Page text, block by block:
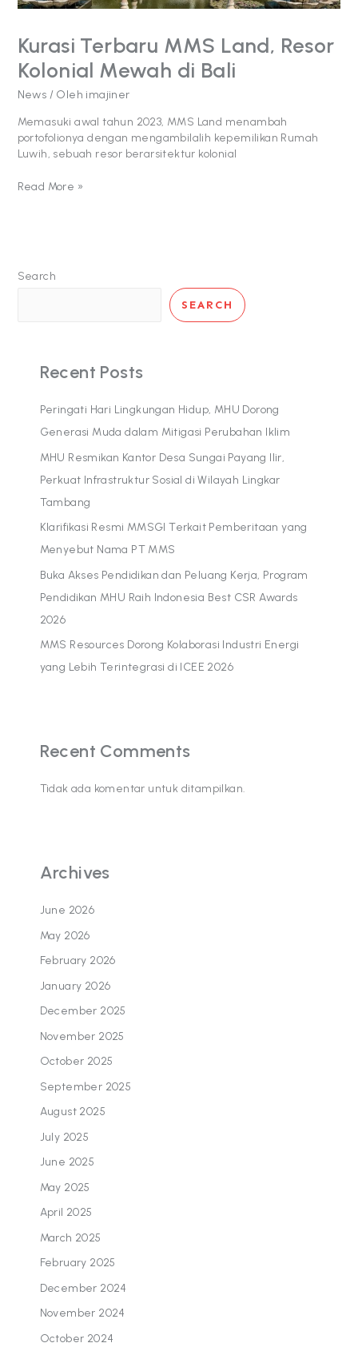
Kurasi Terbaru MMS Land, Resor
Kolonial Mewah di Bali
News / Oleh imajiner
Memasuki awal tahun 2023, MMS Land menambah
portofolionya dengan mengambilalih kepemilikan Rumah
Luwih, sebuah resor berarsitektur kolonial
Read More »
Search
SEARCH
Recent Posts
Peringati Hari Lingkungan Hidup, MHU Dorong
Generasi Muda dalam Mitigasi Perubahan Iklim
MHU Resmikan Kantor Desa Sungai Payang Ilir,
Perkuat Infrastruktur Sosial di Wilayah Lingkar
Tambang
Klarifikasi Resmi MMSGI Terkait Pemberitaan yang
Menyebut Nama PT MMS
Buka Akses Pendidikan dan Peluang Kerja, Program
Pendidikan MHU Raih Indonesia Best CSR Awards
2026
MMS Resources Dorong Kolaborasi Industri Energi
yang Lebih Terintegrasi di ICEE 2026
Recent Comments
Tidak ada komentar untuk ditampilkan.
Archives
June 2026
May 2026
February 2026
January 2026
December 2025
November 2025
October 2025
September 2025
August 2025
July 2025
June 2025
May 2025
April 2025
March 2025
February 2025
December 2024
November 2024
October 2024